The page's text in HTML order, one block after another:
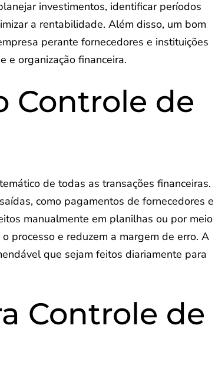
investimentos, identificar períodos
a rentabilidade. Além disso, um bom
perante fornecedores e instituições
e organização financeira.
Controle de
de todas as transações financeiras.
como pagamentos de fornecedores e
manualmente em planilhas ou por meio
processo e reduzem a margem de erro. A
que sejam feitos diariamente para
Controle de